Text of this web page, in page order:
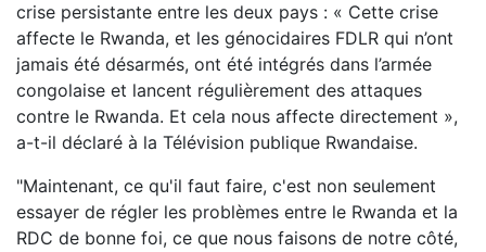
crise persistante entre les deux pays : « Cette crise
affecte le Rwanda, et les génocidaires FDLR qui n’ont
jamais été désarmés, ont été intégrés dans l’armée
congolaise et lancent régulièrement des attaques
contre le Rwanda. Et cela nous affecte directement »,
a-t-il déclaré à la Télévision publique Rwandaise.
"Maintenant, ce qu'il faut faire, c'est non seulement
essayer de régler les problèmes entre le Rwanda et la
RDC de bonne foi, ce que nous faisons de notre côté,